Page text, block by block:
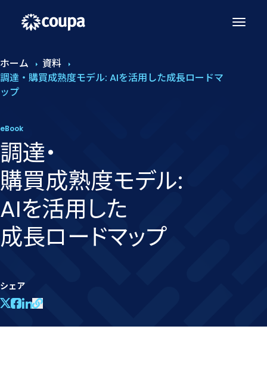
ホーム
資料
調達・購買成熟度モデル: AIを活用した成長ロードマ
ップ
eBook
調達・
購買成熟度モデル:
AIを​活用した​
成長ロードマップ
シェア